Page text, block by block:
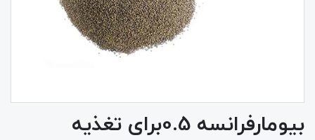
بیومارفرانسه 0.5برای تغذیه